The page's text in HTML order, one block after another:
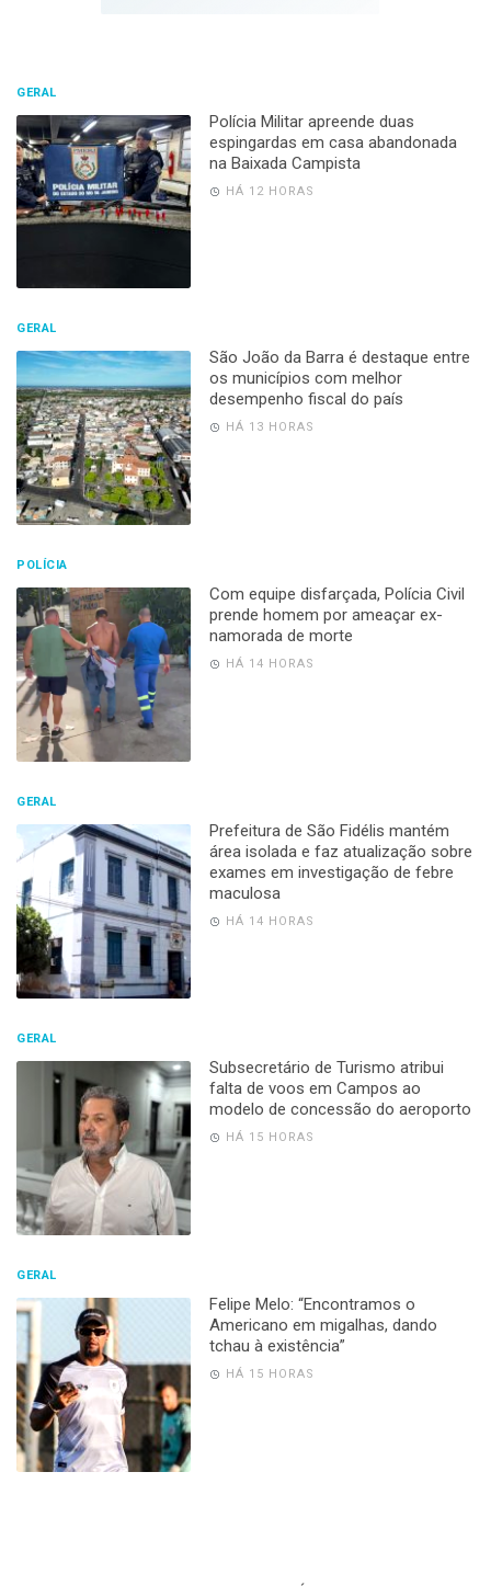
GERAL
Polícia Militar apreende duas
espingardas em casa abandonada
na Baixada Campista
HÁ 12 HORAS
GERAL
São João da Barra é destaque entre
os municípios com melhor
desempenho fiscal do país
HÁ 13 HORAS
POLÍCIA
Com equipe disfarçada, Polícia Civil
prende homem por ameaçar ex-
namorada de morte
HÁ 14 HORAS
GERAL
Prefeitura de São Fidélis mantém
área isolada e faz atualização sobre
exames em investigação de febre
maculosa
HÁ 14 HORAS
GERAL
Subsecretário de Turismo atribui
falta de voos em Campos ao
modelo de concessão do aeroporto
HÁ 15 HORAS
GERAL
Felipe Melo: “Encontramos o
Americano em migalhas, dando
tchau à existência”
HÁ 15 HORAS